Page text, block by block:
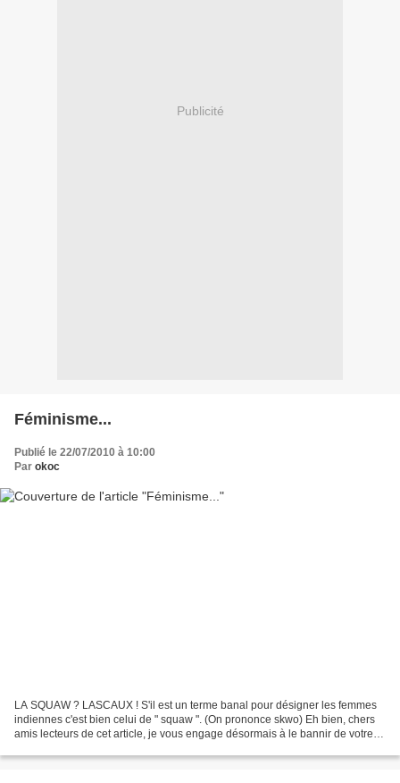
Publicité
Féminisme...
Publié le 22/07/2010 à 10:00
Par okoc
LA SQUAW ? LASCAUX ! S'il est un terme banal pour désigner les femmes
indiennes c'est bien celui de " squaw ". (On prononce skwo) Eh bien, chers
amis lecteurs de cet article, je vous engage désormais à le bannir de votre